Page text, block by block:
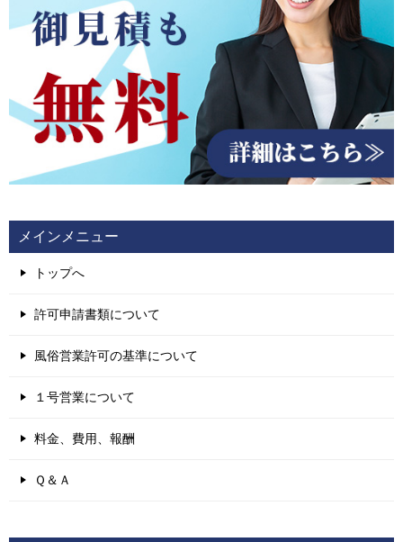
メインメニュー
トップへ
許可申請書類について
風俗営業許可の基準について
１号営業について
料金、費用、報酬
Ｑ＆Ａ